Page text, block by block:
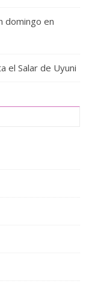
domingo en
el Salar de Uyuni